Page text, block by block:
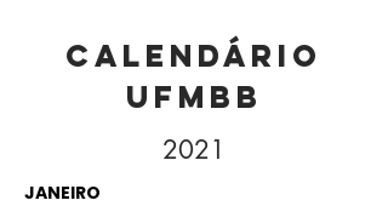
CALENDÁRIO
UFMBB
2021
JANEIRO